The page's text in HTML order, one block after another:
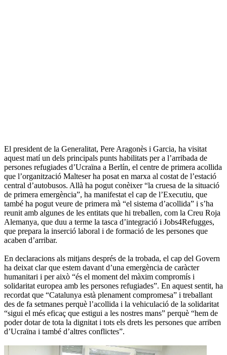
El president de la Generalitat, Pere Aragonès i Garcia, ha visitat
aquest matí un dels principals punts habilitats per a l’arribada de
persones refugiades d’Ucraïna a Berlín, el centre de primera acollida
que l’organització Malteser ha posat en marxa al costat de l’estació
central d’autobusos. Allà ha pogut conèixer “la cruesa de la situació
de primera emergència”, ha manifestat el cap de l’Executiu, que
també ha pogut veure de primera mà “el sistema d’acollida” i s’ha
reunit amb algunes de les entitats que hi treballen, com la Creu Roja
Alemanya, que duu a terme la tasca d’integració i Jobs4Refugges,
que prepara la inserció laboral i de formació de les persones que
acaben d’arribar.
En declaracions als mitjans després de la trobada, el cap del Govern
ha deixat clar que estem davant d’una emergència de caràcter
humanitari i per això “és el moment del màxim compromís i
solidaritat europea amb les persones refugiades”. En aquest sentit, ha
recordat que “Catalunya està plenament compromesa” i treballant
des de fa setmanes perquè l’acollida i la vehiculació de la solidaritat
“sigui el més eficaç que estigui a les nostres mans” perquè “hem de
poder dotar de tota la dignitat i tots els drets les persones que arriben
d’Ucraïna i també d’altres conflictes”.